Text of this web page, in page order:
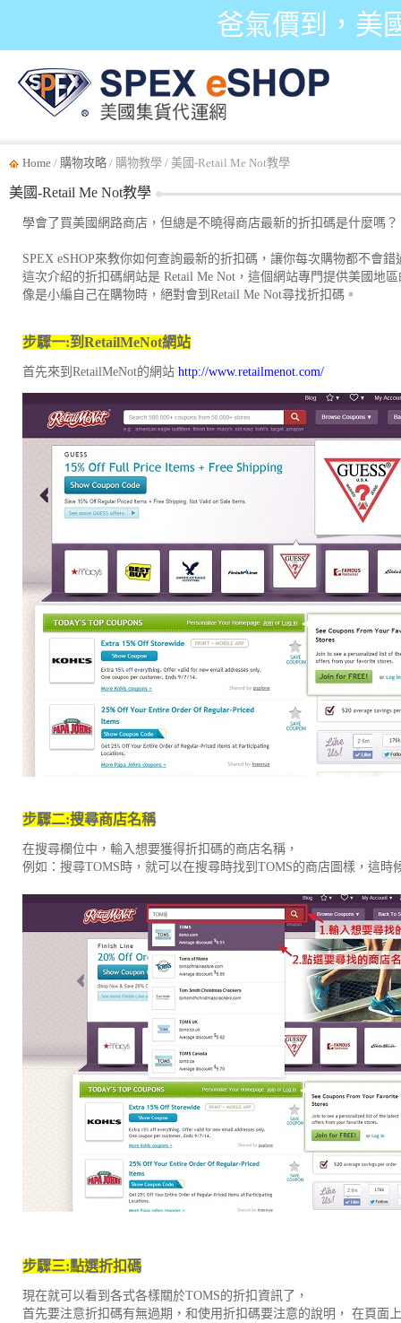
爸氣價到，美
Home / 購物攻略 / 購物教學 / 美國-Retail Me Not教學
美國-Retail Me Not教學
學會了買美國網路商店，但總是不曉得商店最新的折扣碼是什麼嗎？
SPEX eSHOP來教你如何查詢最新的折扣碼，讓你每次購物都不會
這次介紹的折扣碼網站是 Retail Me Not ，這個網站專門提供美國地
像是小編自己在購物時，絕對會到 Retail Me Not尋找折扣碼。
步驟一:到 RetailMeNot網站
首先來到RetailMeNot的網站 http://www.retailmenot.com/
步驟二:搜尋商店名稱
在搜尋欄位中，輸入想要獲得折扣碼的商店名稱，
例如：搜尋TOMS時，就可以在搜尋時找到TOMS的商店圖樣，這時
步驟三:點選折扣碼
現在就可以看到各式各樣關於TOMS的折扣資訊了，
首先要注意折扣碼有無過期，和使用折扣碼要注意的說明， 在頁面